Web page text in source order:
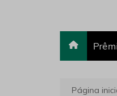
Página